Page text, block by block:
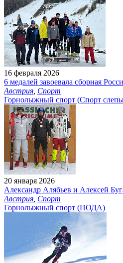
16 февраля 2026
6 медалей завоевала сборная
Австрия Спорт
Горнолыжный спорт (Спорт
20 января 2026
Александр Алябьев и Алексей
Австрия Спорт
Горнолыжный спорт (ПОДА)